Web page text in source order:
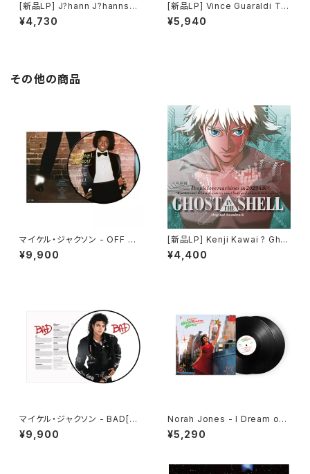
[新品LP] J?hann J?hannsso
n ? And In The Endless Pau
se There Came The Soun
¥4,730
[新品LP] Vince Guaraldi Tri
o - A Charlie Brown Christ
mas (Gold Foil Jacket) / ス
¥5,940
その他の商品
マイケル・ジャクソン - OFF TH
E WALL[PICTURE VINYL](L
P)
¥9,900
[新品LP] Kenji Kawai ? Gho
st In The Shell (Original So
undtrack) / GHOST IN THE
¥4,400
マイケル・ジャクソン - BAD[PI
CTURE VINYL](LP)
¥9,900
Norah Jones - I Dream of
Christmas deluxe(2LP)
¥5,290